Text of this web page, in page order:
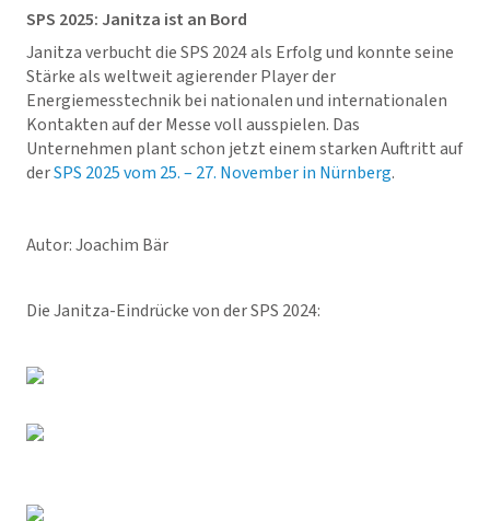
SPS 2025: Janitza ist an Bord
Janitza verbucht die SPS 2024 als Erfolg und konnte seine
Stärke als weltweit agierender Player der
Energiemesstechnik bei nationalen und internationalen
Kontakten auf der Messe voll ausspielen. Das
Unternehmen plant schon jetzt einem starken Auftritt auf
derSPS 2025 vom 25. – 27. November in Nürnberg.
Autor: Joachim Bär
Die Janitza-Eindrücke von der SPS 2024: